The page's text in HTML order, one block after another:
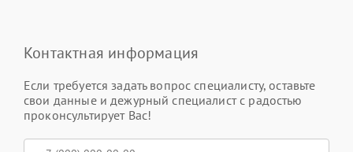
Контактная информация
Если требуется задать вопрос специалисту, оставьте
свои данные и дежурный специалист с радостью
проконсультирует Вас!